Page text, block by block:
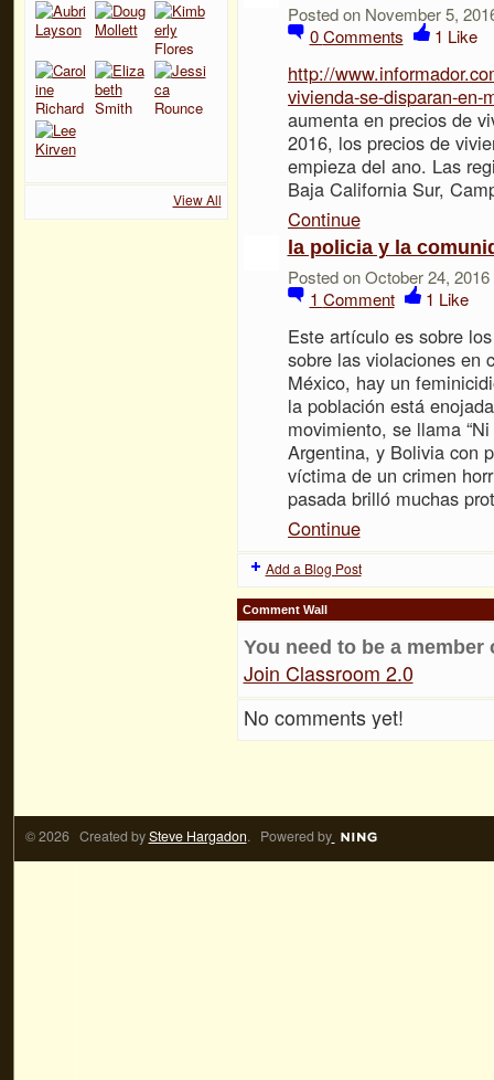
View All
Posted on November 5,
0Comments 1 Like
http://
vivienda-se-disparan-en-
aumenta en precios de
2016, los precios de
empieza del ano. Las
Baja California Sur,
Continue
la policia y la
Posted on October 24,
1 Comment 1 Like
Este artículo es sobre
sobre las violaciones en
México, hay un
la población está
movimiento, se llama
Argentina, y Bolivia con
víctima de un crimen
pasada brilló muchas
Continue
Add a Blog Post
Comment Wall
You need to be a
Join Classroom 2.0
No comments yet!
© 2026 Created bySteve Hargadon. Powered by